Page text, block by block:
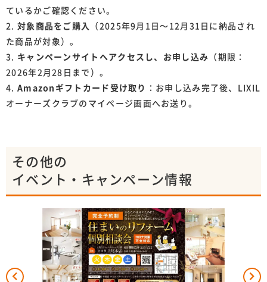
ているかご確認ください。
対象商品をご購入
（2025年9月1日〜12月31日に納品され
た商品が対象）。
キャンペーンサイトへアクセスし、お申し込み （期限：
2026年2月28日まで）。
Amazonギフトカード受け取り
：お申し込み完了後、LIXIL
オーナーズクラブのマイページ画面へお送り。
その他の
イベント・キャンペーン情報